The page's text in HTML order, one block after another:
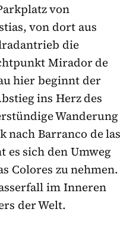
von
von dort aus
die
Mirador de
hier beginnt der
ins Herz des
Wanderung
Barranco de las
es sich den Umweg
Colores zu nehmen.
im Inneren
der Welt.